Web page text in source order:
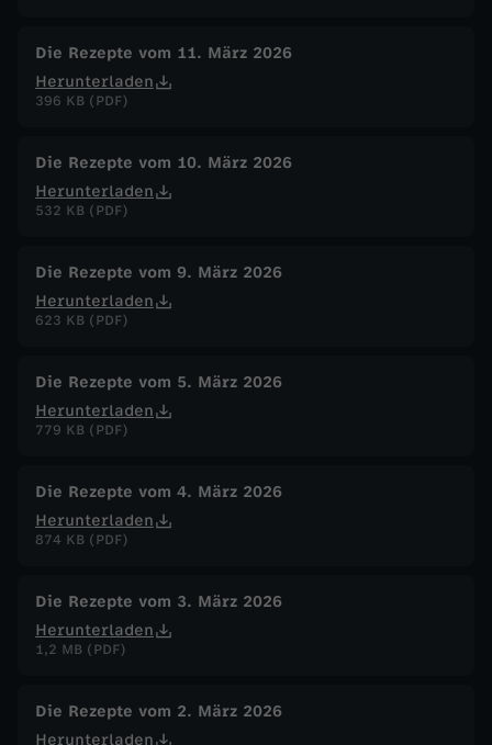
Die Rezepte vom 11. März 2026
Herunterladen
396 KB (PDF)
Die Rezepte vom 10. März 2026
Herunterladen
532 KB (PDF)
Die Rezepte vom 9. März 2026
Herunterladen
623 KB (PDF)
Die Rezepte vom 5. März 2026
Herunterladen
779 KB (PDF)
Die Rezepte vom 4. März 2026
Herunterladen
874 KB (PDF)
Die Rezepte vom 3. März 2026
Herunterladen
1,2 MB (PDF)
Die Rezepte vom 2. März 2026
Herunterladen